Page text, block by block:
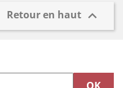
Retour en haut 